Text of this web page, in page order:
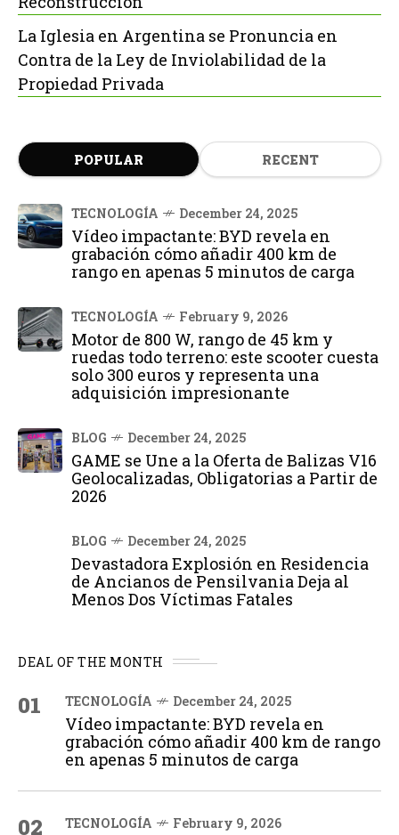
La Iglesia en Argentina se Pronuncia en
Contra de la Ley de Inviolabilidad de la
Propiedad Privada
POPULAR RECENT
TECNOLOGÍA December 24, 2025
Vídeo impactante: BYD revela en
grabación cómo añadir 400 km de
rango en apenas 5 minutos de carga
TECNOLOGÍA February 9, 2026
Motor de 800 W, rango de 45 km y
ruedas todo terreno: este scooter cuesta
solo 300 euros y representa una
adquisición impresionante
BLOG December 24, 2025
GAME se Une a la Oferta de Balizas V16
Geolocalizadas, Obligatorias a Partir de
2026
BLOG December 24, 2025
Devastadora Explosión en Residencia
de Ancianos de Pensilvania Deja al
Menos Dos Víctimas Fatales
DEAL OF THE MONTH
01 TECNOLOGÍA December 24, 2025
Vídeo impactante: BYD revela en
grabación cómo añadir 400 km de rango
en apenas 5 minutos de carga
02 TECNOLOGÍA February 9, 2026